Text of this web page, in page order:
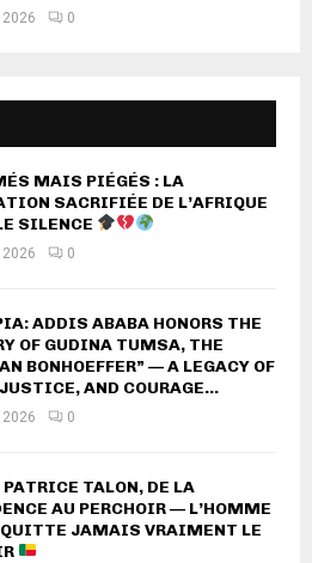
0
MAIS PIÉGÉS : LA
SACRIFIÉE DE L’AFRIQUE
SILENCE
0
ADDIS ABABA HONORS THE
OF GUDINA TUMSA, THE
BONHOEFFER” — A LEGACY OF
AND COURAGE...
0
TALON, DE LA
AU PERCHOIR — L’HOMME
QUITTE JAMAIS VRAIMENT LE